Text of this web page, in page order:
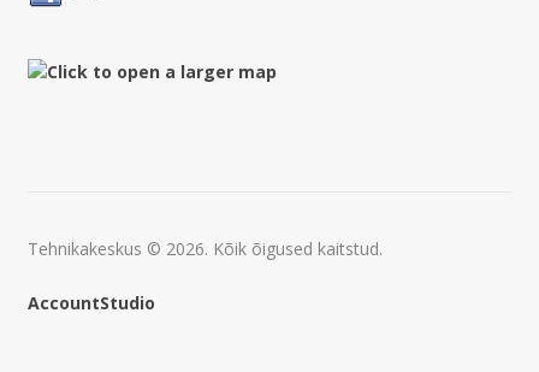
Tehnikakeskus © 2026. Kõik õigused kaitstud.
AccountStudio